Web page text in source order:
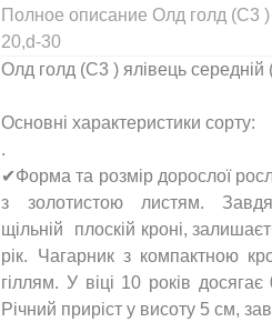
Полное описание Олд голд (С3 )
20,d-30
Олд голд (С3 ) ялівець середній
Основні характеристики сорту:
.
✔Форма та розмір дорослої
з золотистою листям.
щільній плоскій кроні,
рік. Чагарник з компактною
гіллям. У віці 10 років
Річний приріст у висоту 5 см,